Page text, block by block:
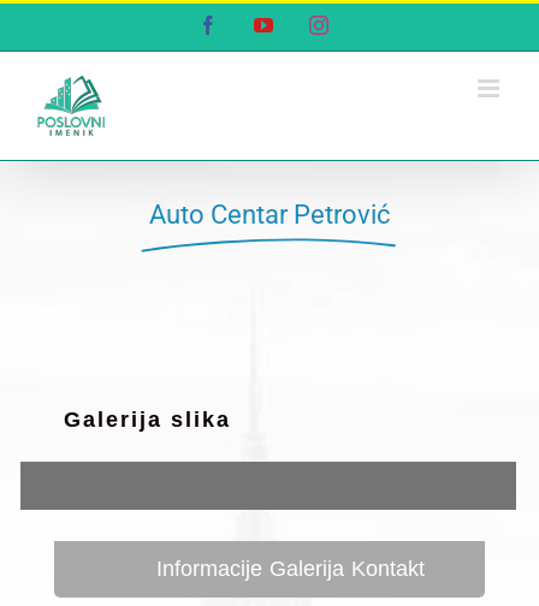
FacebookYouTubeInstagram
Auto Centar Petrović
Galerija slika
Informacije Galerija Kontakt